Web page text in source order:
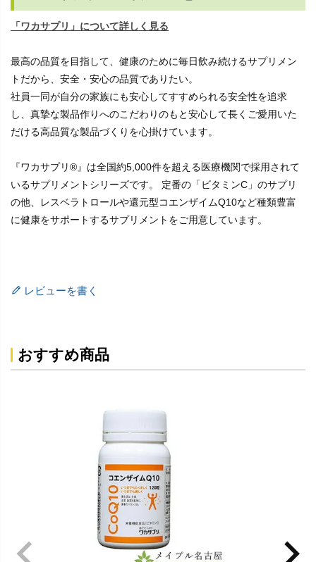
「ワカサプリ」について詳しく見る
最高の品質を目指して、健康のために毎日飲み続けるサプリメン
トだから、安全・安心の品質でありたい。
社員一同が自分の家族にも安心してすすめられる安全性を追求
し、真摯な製品作りへのこだわりのもと安心して長くご愛用いた
だける高品質な製品づくりを心掛けています。
『ワカサプリ®』は全国約5,000件を超える医療機関で採用されて
いるサプリメントシリーズです。 定番の「ビタミンC」のサプリ
の他、レスベラトロールや還元型コエンザイムQ10など種類豊富
に健康をサポートするサプリメントをご用意しています。
レビューを書く
おすすめ商品